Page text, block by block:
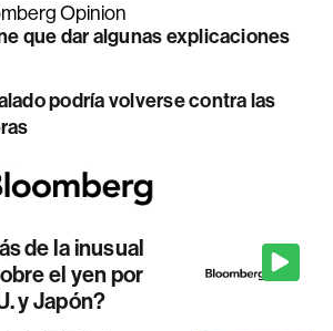
Opinion
que dar algunas explicaciones
podría volverse contra las
de la inusual
el yen por
y Japón?